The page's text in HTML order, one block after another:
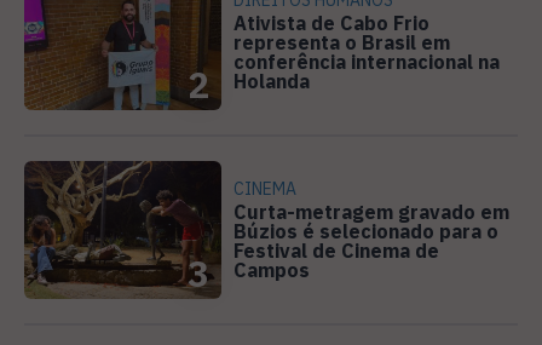
2
Ativista de Cabo Frio
representa o Brasil em
conferência internacional na
Holanda
3
CINEMA
Curta-metragem gravado em
Búzios é selecionado para o
Festival de Cinema de
Campos